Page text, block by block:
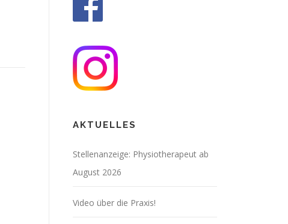
AKTUELLES
Stellenanzeige: Physiotherapeut ab
August 2026
Video über die Praxis!